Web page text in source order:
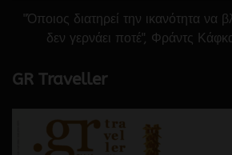
"Όποιος διατηρεί την ικανότητα να
δεν γερνάει ποτέ", Φράντς
GR Traveller